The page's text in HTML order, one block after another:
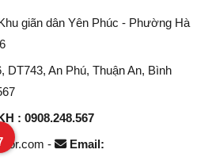
giãn dân Yên Phúc - Phường Hà
DT743, An Phú, Thuận An, Bình
: 0908.248.567
-
Email: